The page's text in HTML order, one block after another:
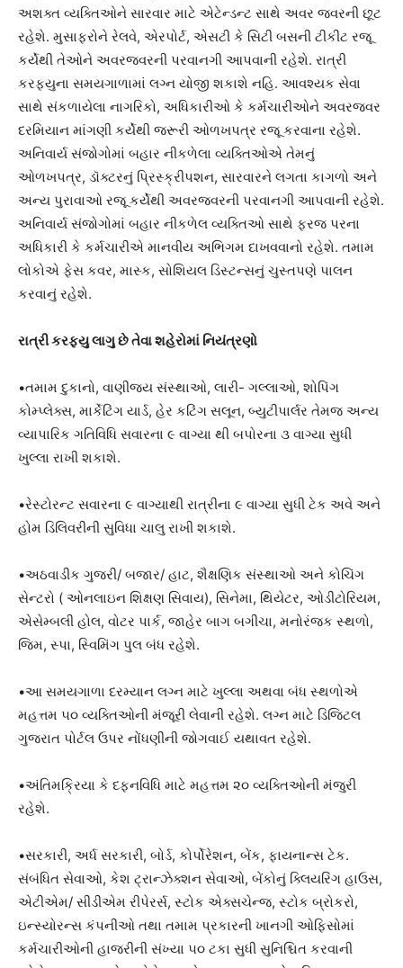
અશક્ત વ્યક્તિઓને સારવાર માટે એટેન્ડન્ટ સાથે અવર જવરની છૂટ
રહેશે. મુસાફરોને રેલવે, એરપોર્ટ, એસટી કે સિટી બસની ટીકીટ રજૂ
કર્યેથી તેઓને અવરજવરની પરવાનગી આપવાની રહેશે. રાત્રી
કરફ્યુના સમયગાળામાં લગ્ન યોજી શકાશે નહિ. આવશ્યક સેવા
સાથે સંકળાયેલા નાગરિકો, અધિકારીઓ કે કર્મચારીઓને અવરજવર
દરમિયાન માંગણી કર્યેથી જરૂરી ઓળખપત્ર રજૂ કરવાના રહેશે.
અનિવાર્ય સંજોગોમાં બહાર નીકળેલા વ્યક્તિઓએ તેમનું
ઓળખપત્ર, ડૉક્ટરનું પ્રિસ્ક્રીપશન, સારવારને લગતા કાગળો અને
અન્ય પુરાવાઓ રજૂ કર્યેથી અવરજવરની પરવાનગી આપવાની રહેશે.
અનિવાર્ય સંજોગોમાં બહાર નીકળેલ વ્યક્તિઓ સાથે ફરજ પરના
અધિકારી કે કર્મચારીએ માનવીય અભિગમ દાખવવાનો રહેશે. તમામ
લોકોએ ફેસ કવર, માસ્ક, સોશિયલ ડિસ્ટન્સનું ચુસ્તપણે પાલન
કરવાનું રહેશે.
રાત્રી કરફ્યુ લાગુ છે તેવા શહેરોમાં નિયંત્રણો
•તમામ દુકાનો, વાણીજય સંસ્થાઓ, લારી- ગલ્લાઓ, શોપિંગ
કોમ્પ્લેક્સ, માર્કેટિંગ યાર્ડ, હેર કટિંગ સલૂન, બ્યુટીપાર્લર તેમજ અન્ય
વ્યાપારિક ગતિવિધિ સવારના ૯ વાગ્યા થી બપોરના ૩ વાગ્યા સુધી
ખુલ્લા રાખી શકાશે.
•રેસ્ટોરન્ટ સવારના ૯ વાગ્યાથી રાત્રીના ૯ વાગ્યા સુધી ટેક અવે અને
હોમ ડિલિવરીની સુવિધા ચાલુ રાખી શકાશે.
•અઠવાડીક ગુજરી/ બજાર/ હાટ, શૈક્ષણિક સંસ્થાઓ અને કોચિંગ
સેન્ટરો ( ઓનલાઇન શિક્ષણ સિવાય), સિનેમા, થિયેટર, ઓડીટોરિયમ,
એસેમ્બલી હોલ, વોટર પાર્ક, જાહેર બાગ બગીચા, મનોરંજક સ્થળો,
જિમ, સ્પા, સ્વિમિંગ પુલ બંધ રહેશે.
•આ સમયગાળા દરમ્યાન લગ્ન માટે ખુલ્લા અથવા બંધ સ્થળોએ
મહત્તમ ૫૦ વ્યક્તિઓની મંજૂરી લેવાની રહેશે. લગ્ન માટે ડિજિટલ
ગુજરાત પોર્ટલ ઉપર નોંધણીની જોગવાઈ યથાવત રહેશે.
•અંતિમક્રિયા કે દફનવિધિ માટે મહત્તમ ૨૦ વ્યક્તિઓની મંજુરી
રહેશે.
•સરકારી, અર્ધ સરકારી, બોર્ડ, કોર્પોરેશન, બેંક, ફાયનાન્સ ટેક.
સંબંધિત સેવાઓ, કેશ ટ્રાન્ઝેક્શન સેવાઓ, બેંકોનું ક્લિયરિંગ હાઉસ,
એટીએમ/ સીડીએમ રીપેરર્સ, સ્ટોક એક્સચેન્જ, સ્ટોક બ્રોકરો,
ઇન્સ્યોરન્સ કંપનીઓ તથા તમામ પ્રકારની ખાનગી ઓફિસોમાં
કર્મચારીઓની હાજરીની સંખ્યા ૫૦ ટકા સુધી સુનિશ્ચિત કરવાની